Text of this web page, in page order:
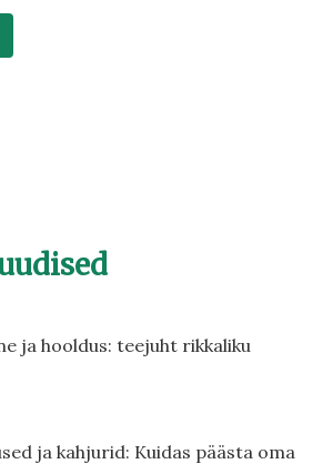
ja hooldus: teejuht rikkaliku
ja kahjurid: Kuidas päästa oma